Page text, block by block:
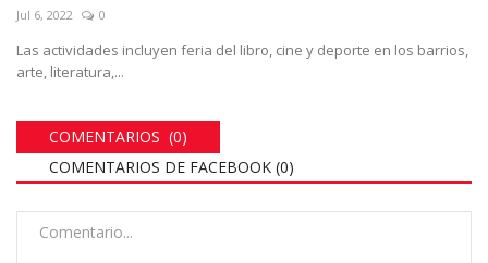
Jul 6, 2022 0
Las actividades incluyen feria del libro, cine y deporte en los barrios,
arte, literatura,...
COMENTARIOS (0)
COMENTARIOS DE FACEBOOK (0)